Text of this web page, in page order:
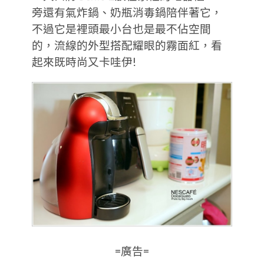
旁還有氣炸鍋、奶瓶消毒鍋陪伴著它，
不過它是裡頭最小台也是最不佔空間
的，流線的外型搭配耀眼的霧面紅，看
起來既時尚又卡哇伊!
=廣告=